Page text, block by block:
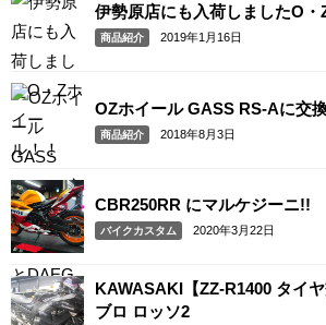
伊勢原店にも入荷しましたO・
商品紹介 2019年1月16日
OZホイール GASS RS-Aに交
商品紹介 2018年8月3日
CBR250RR にマルケジーニ!!
バイクカスタム 2020年3月22日
KAWASAKI【ZZ-R1400 タイ
ブロ ロッソ2